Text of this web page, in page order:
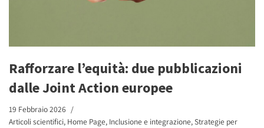
Rafforzare l’equità: due pubblicazioni
dalle Joint Action europee
19 Febbraio 2026
Articoli scientifici, Home Page, Inclusione e integrazione,Strategie per